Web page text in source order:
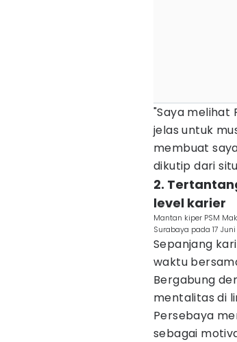
"Saya melihat
jelas untuk
membuat
dikutip dari
2.
level karier
Mantan kiper PSM
Surabaya pada 17
Sepanjang
waktu
Bergabung
mentalitas di
Persebaya
sebagai